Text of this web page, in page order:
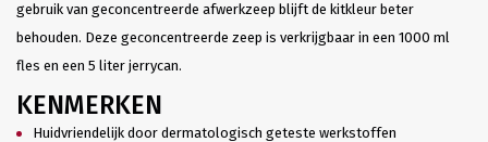
gebruik van geconcentreerde afwerkzeep blijft de kitkleur beter
behouden. Deze geconcentreerde zeep is verkrijgbaar in een 1000 ml
fles en een 5 liter jerrycan.
KENMERKEN
Huidvriendelijk door dermatologisch geteste werkstoffen